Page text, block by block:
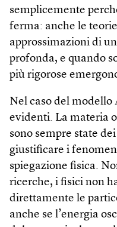
semplicemente
ferma: anche le
approssimazioni di
profonda, e quando
più rigorose
Nel caso del
evidenti. La materia
sono sempre state
giustificare i
spiegazione fisica.
ricerche, i fisici non
direttamente le
anche se l’energia